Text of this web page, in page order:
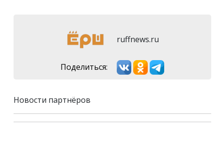
ruffnews.ru
Поделиться:
Новости партнёров